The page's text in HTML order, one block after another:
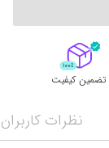
تضمین کیفیت
نظرات کاربران